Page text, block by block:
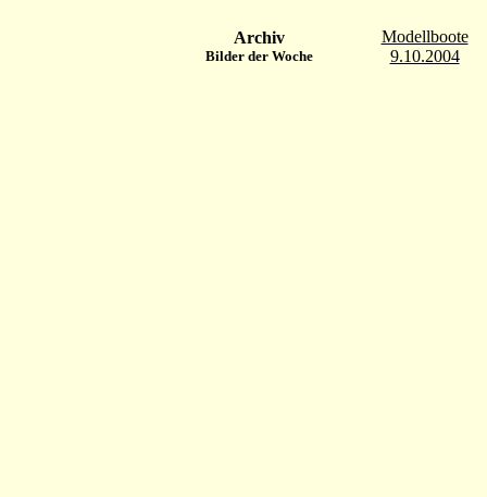
Archiv
Bilder der Woche
Modellboote
9.10.2004